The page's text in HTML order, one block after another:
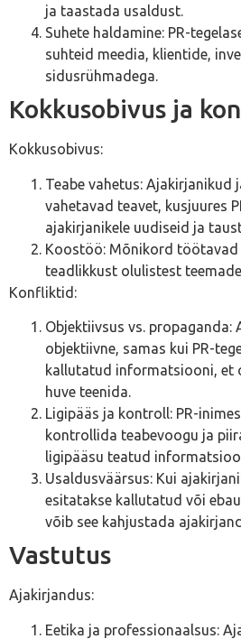
ja taastada usaldust.
Suhete haldamine: PR-
suhteid meedia, klientide,
sidusrühmadega.
Kokkusobivus ja
Kokkusobivus:
Teabe vahetus: Ajakirjanikud
vahetavad teavet, kusjuures
ajakirjanikele uudiseid ja
Koostöö: Mõnikord
teadlikkust olulistest
Konfliktid:
Objektiivsus vs. propaganda:
objektiivne, samas kui PR-
kallutatud informatsiooni, et
huve teenida.
Ligipääs ja kontroll: PR-
kontrollida teabevoogu ja
ligipääsu teatud
Usaldusväärsus: Kui
esitatakse kallutatud või
võib see kahjustada
Vastutus
Ajakirjandus:
Eetika ja professionaalsus: